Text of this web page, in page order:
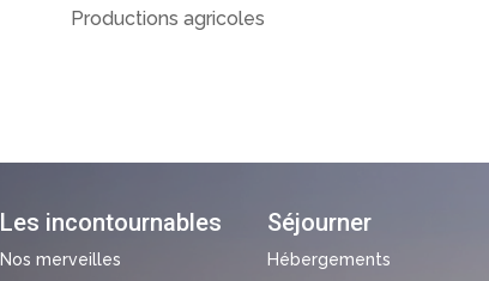
Productions agricoles
Les incontournables
Nos merveilles
Séjourner
Hébergements